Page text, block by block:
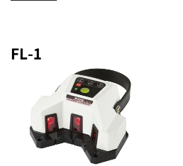
ログイン
エアー工具・機械工具
先端工具